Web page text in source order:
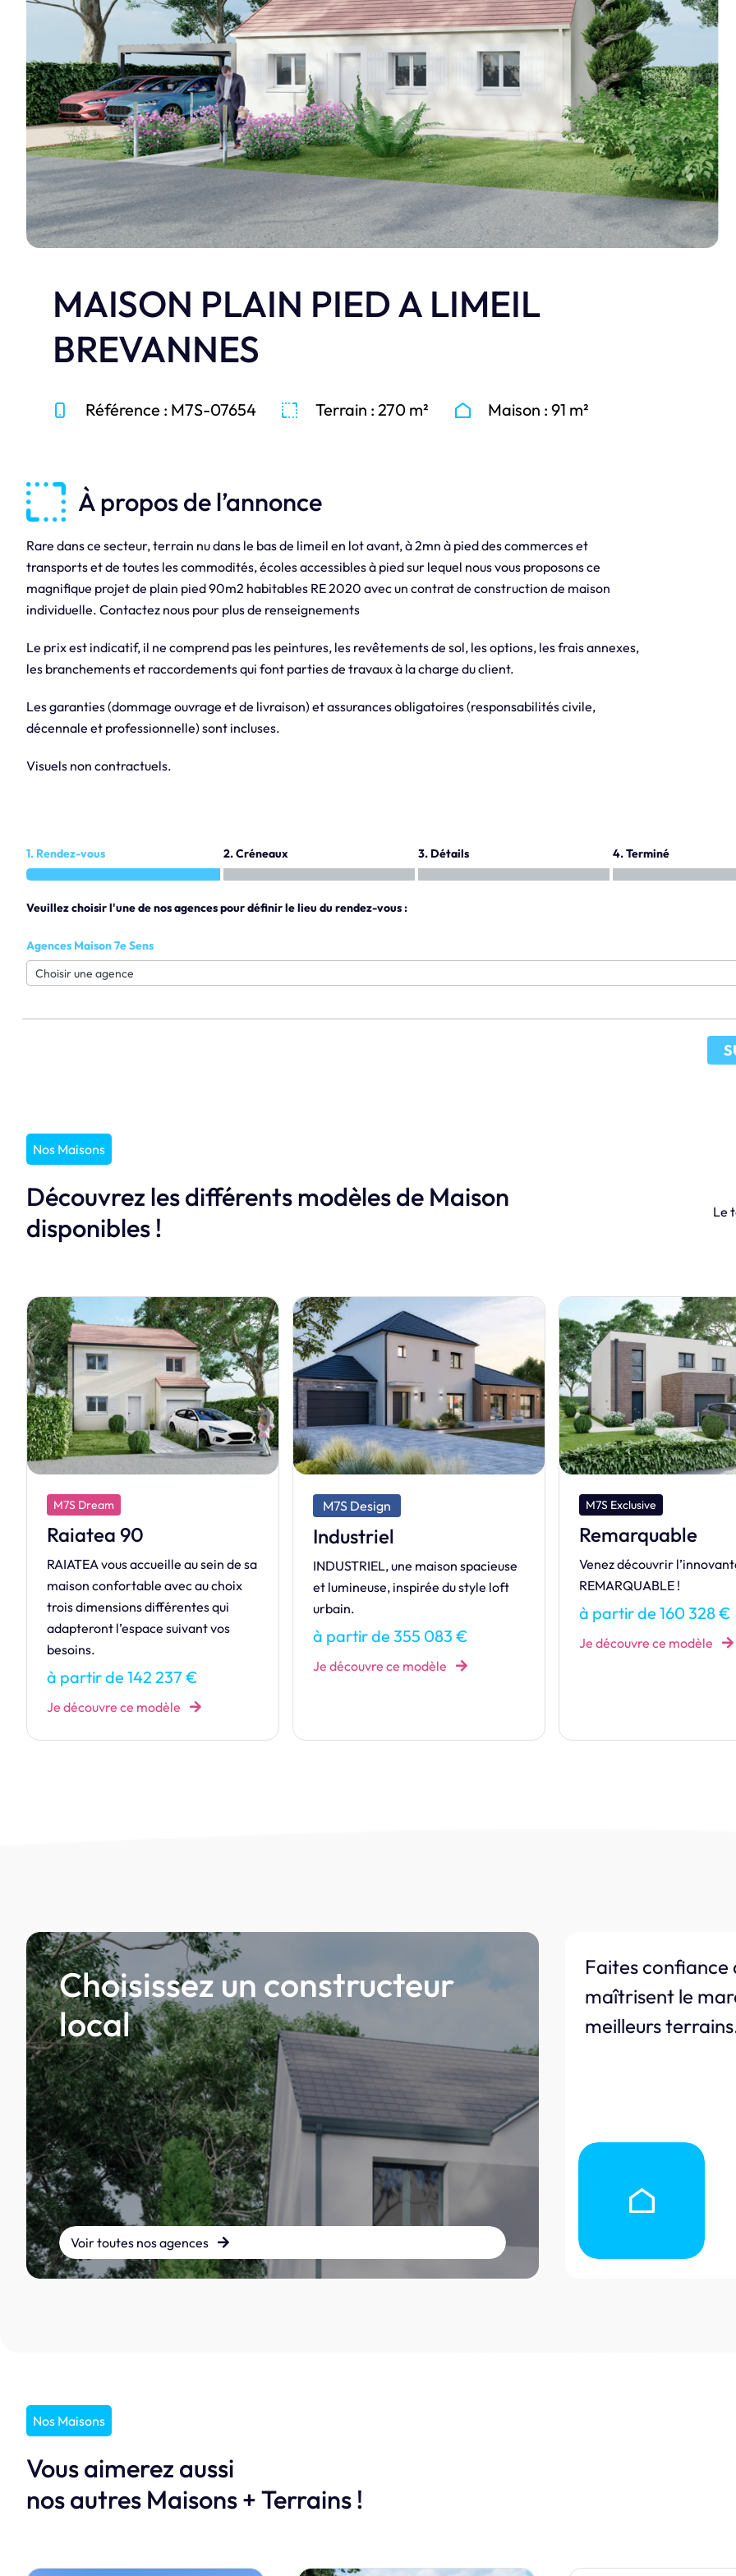
réalisations en photos.
Je découvre
MAISON PLAIN PIED A LIMEIL
BREVANNES
Référence : M7S-07654 Terrain : 270 m² Maison : 91 m²
À propos de l’annonce
Rare dans ce secteur, terrain nu dans le bas de limeil en lot avant, à 2mn à pied des commerces et
transports et de toutes les commodités, écoles accessibles à pied sur lequel nous vous proposons ce
magnifique projet de plain pied 90m2 habitables RE 2020 avec un contrat de construction de maison
individuelle. Contactez nous pour plus de renseignements
Le prix est indicatif, il ne comprend pas les peintures, les revêtements de sol, les options, les frais annexes,
les branchements et raccordements qui font parties de travaux à la charge du client.
Les garanties (dommage ouvrage et de livraison) et assurances obligatoires (responsabilités civile,
décennale et professionnelle) sont incluses.
Visuels non contractuels.
1. Rendez-vous 2. Créneaux 3. Détails 4. Terminé
Veuillez choisir l'une de nos agences pour définir le lieu du rendez-vous :
Agences Maison 7e Sens
Nos Maisons
Découvrez les différents modèles de Maison
disponibles !
Le
M7S Design
Industriel
INDUSTRIEL, une maison spacieuse
et lumineuse, inspirée du style loft
urbain.
à partir de 355 083 €
M7S Exclusive
Remarquable
Venez découvrir l’innovante maison
REMARQUABLE !
à partir de 160 328 €
Je découvre ce modèle
M7S Exclusive
Fascination
FASCINATION est
entre modernité et confort.
à partir de 166 788 €
Je découvre ce modèle
Choisissez un constructeur
local
Voir toutes nos agences
Faites confiance
maîtrisent le
meilleurs
Nos Maisons
Vous aimerez aussi
nos autres Maisons + Terrains !